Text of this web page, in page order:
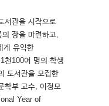
서관을 시작으로
장을 마련하고,
게 유익한
천100여 명의 학생
도서관을 모집한
학부 교수, 이정모
Year of